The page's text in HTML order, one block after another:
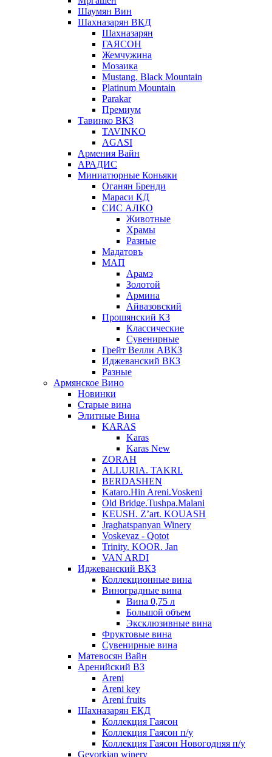
Шаумян Вин
Шахназарян ВКД
Шахназарян
ГАЯСОН
Жемчужина
Мозаика
Mustang. Black Mountain
Platinum Mountain
Parakar
Премиум
Тавинко ВКЗ
TAVINKO
AGASI
Армения Вайн
АРАДИС
Миниатюрные Коньяки
Оганян Бренди
Мараси КД
СИС АЛКО
Животные
Храмы
Разные
Мадатовъ
МАП
Арамэ
Золотой
Армина
Айвазовский
Прошянский КЗ
Классические
Сувенирные
Грейт Велли АВКЗ
Иджеванский ВКЗ
Разные
Армянское Вино
Новинки
Старые вина
Элитные Вина
KARAS
Karas
Karas New
ZORAH
ALLURIA. TAKRI.
BERDASHEN
Kataro.Hin Areni.Voskeni
Old Bridge.Tushpa.Malani
KEUSH. Z’art. KOUASH
Jraghatspanyan Winery
Voskevaz - Qotot
Trinity. KOOR. Jan
VAN ARDI
Иджеванский ВКЗ
Коллекционные вина
Виноградные вина
Вина 0,75 л
Большой объем
Эксклюзивные вина
Фруктовые вина
Cувенирные вина
Матевосян Вайн
Аренийский ВЗ
Areni
Areni key
Areni fruits
Шахназарян ЕКД
Коллекция Гаясон
Коллекция Гаясон п/у
Коллекция Гаясон Новогодняя п/у
Gevorkian winery